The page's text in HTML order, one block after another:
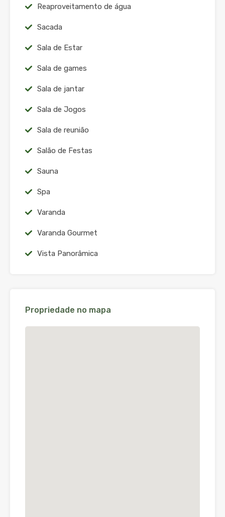
Reaproveitamento de água
Sacada
Sala de Estar
Sala de games
Sala de jantar
Sala de Jogos
Sala de reunião
Salão de Festas
Sauna
Spa
Varanda
Varanda Gourmet
Vista Panorâmica
Propriedade no mapa